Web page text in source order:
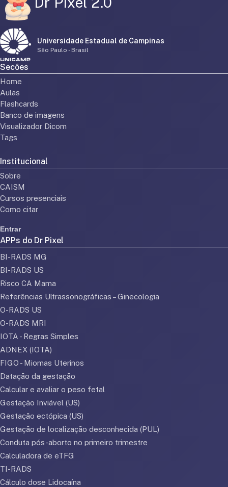
Universidade Estadual de Campinas
São Paulo - Brasil
Secões
Home
Aulas
Flashcards
Banco de imagens
Visualizador Dicom
Tags
Institucional
Sobre
CAISM
Cursos presenciais
Como citar
Entrar
APPs do Dr Pixel
BI-RADS MG
BI-RADS US
Risco CA Mama
Referências Ultrassonográficas – Ginecologia
O-RADS US
O-RADS MRI
IOTA - Regras Simples
ADNEX (IOTA)
FIGO - Miomas Uterinos
Datação da gestação
Calcular e avaliar o peso fetal
Gestação Inviável (US)
Gestação ectópica (US)
Gestação de localização desconhecida (PUL)
Conduta pós-aborto no primeiro trimestre
Calculadora de eTFG
TI-RADS
Cálculo dose Lidocaína